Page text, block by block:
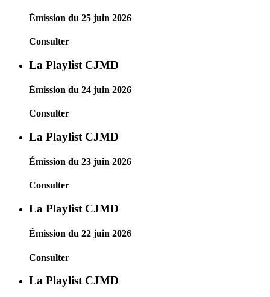
Émission du 25 juin 2026
Consulter
La Playlist CJMD
Émission du 24 juin 2026
Consulter
La Playlist CJMD
Émission du 23 juin 2026
Consulter
La Playlist CJMD
Émission du 22 juin 2026
Consulter
La Playlist CJMD